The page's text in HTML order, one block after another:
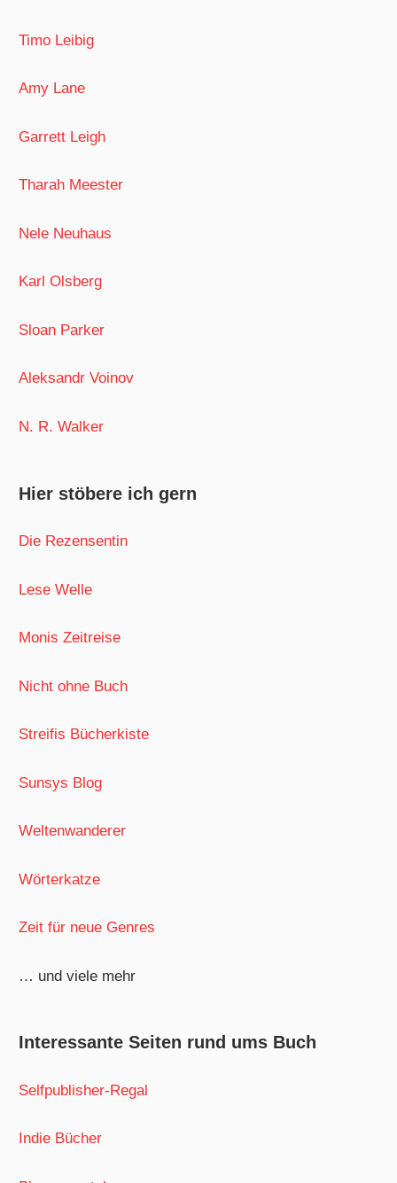
Timo Leibig
Amy Lane
Garrett Leigh
Tharah Meester
Nele Neuhaus
Karl Olsberg
Sloan Parker
Aleksandr Voinov
N. R. Walker
Hier stöbere ich gern
Die Rezensentin
Lese Welle
Monis Zeitreise
Nicht ohne Buch
Streifis Bücherkiste
Sunsys Blog
Weltenwanderer
Wörterkatze
Zeit für neue Genres
… und viele mehr
Interessante Seiten rund ums Buch
Selfpublisher-Regal
Indie Bücher